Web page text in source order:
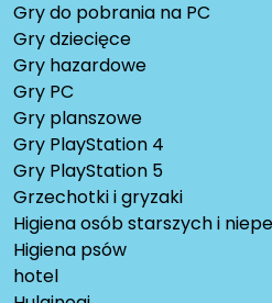
Gry do pobrania na PC
Gry dziecięce
Gry hazardowe
Gry PC
Gry planszowe
Gry PlayStation 4
Gry PlayStation 5
Grzechotki i gryzaki
Higiena osób starszych i
Higiena psów
hotel